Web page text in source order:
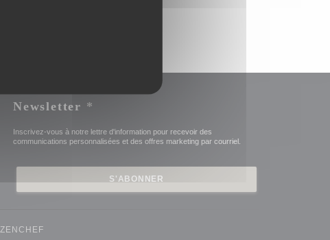
Newsletter *
Inscrivez-vous à notre lettre d'information pour recevoir des
communications personnalisées et des offres marketing par courriel.
S'ABONNER
ZENCHEF((OUVRE UNE NOUVELLE FENÊTRE))